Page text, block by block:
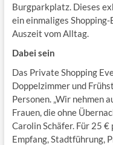
Burgparkplatz. Dieses
ein einmaliges
Auszeit vom Alltag.
Dabei sein
Das Private Shopping
Doppelzimmer und
Personen. „Wir nehmen
Frauen, die ohne
Carolin Schäfer. Für 25 €
Empfang, Stadtführung,